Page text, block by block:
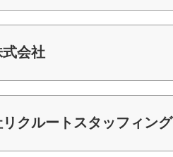
会社
クルートスタッフィング